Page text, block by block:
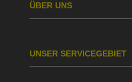
ÜBER UNS
UNSER SERVICEGEBIET